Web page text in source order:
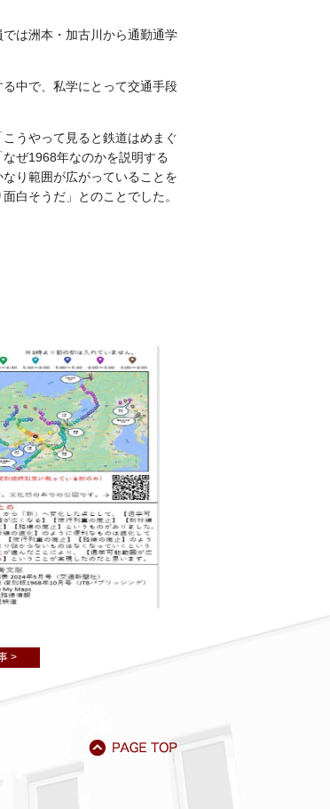
は洲本・加古川から通勤通学
中で、私学にとって交通手段
うやって見ると鉄道はめまぐ
ぜ1968年なのかを説明する
り範囲が広がっていることを
白そうだ」とのことでした。
>